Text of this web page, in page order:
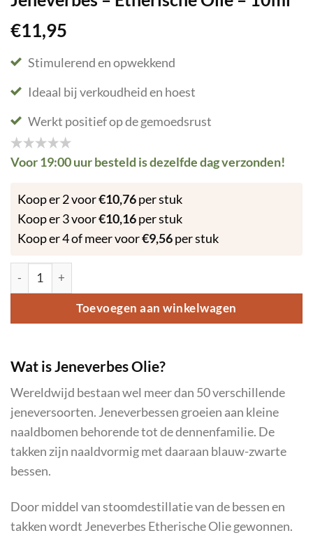
€11,95
Stimulerend en opwekkend
Ideaal bij verkoudheid en hoest
Werkt positief op de gemoedsrust
Voor 19:00 uur besteld is dezelfde dag verzonden!
Koop er 2 voor€10,76per stuk
Koop er 3 voor€10,16per stuk
Koop er 4 of meer voor€9,56per stuk
Jeneverbes - Etherische Olie – 10ml aantal
Toevoegen aan winkelwagen
Wat is Jeneverbes Olie?
Wereldwijd bestaan wel meer dan 50 verschillende
jeneversoorten. Jeneverbessen groeien aan kleine
naaldbomen behorende tot de dennenfamilie. De
takken zijn naaldvormig met daaraan blauw-zwarte
bessen.
Door middel van stoomdestillatie van de bessen en
takken wordt Jeneverbes Etherische Olie gewonnen.